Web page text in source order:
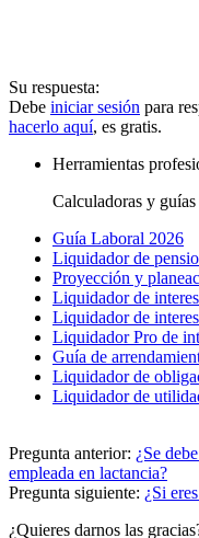
Su respuesta:
Debe iniciar sesión para
hacerlo aquí, es gratis.
Herramientas
Calculadoras y
Guía Laboral 2026
Liquidador de
Proyección y
Liquidador de
Liquidador de
Liquidador Pro de
Guía de
Liquidador de
Liquidador de
Pregunta anterior: ¿Se
empleada en lactancia?
Pregunta siguiente: ¿Si
¿Quieres darnos las